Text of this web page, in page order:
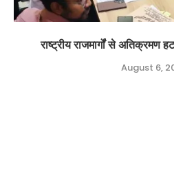
राष्ट्रीय राजमार्गों से अतिक्रमण
August 6,